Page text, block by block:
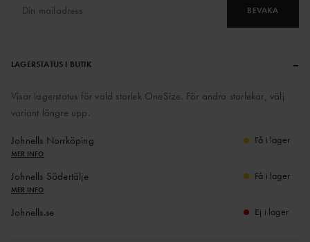
BEVAKA
LAGERSTATUS I BUTIK –
Visar lagerstatus för vald storlek OneSize. För andra storlekar, välj
variant längre upp.
Johnells Norrköping
MER INFO
Få i lager
Johnells Södertälje
MER INFO
Få i lager
Johnells.se Ej i lager